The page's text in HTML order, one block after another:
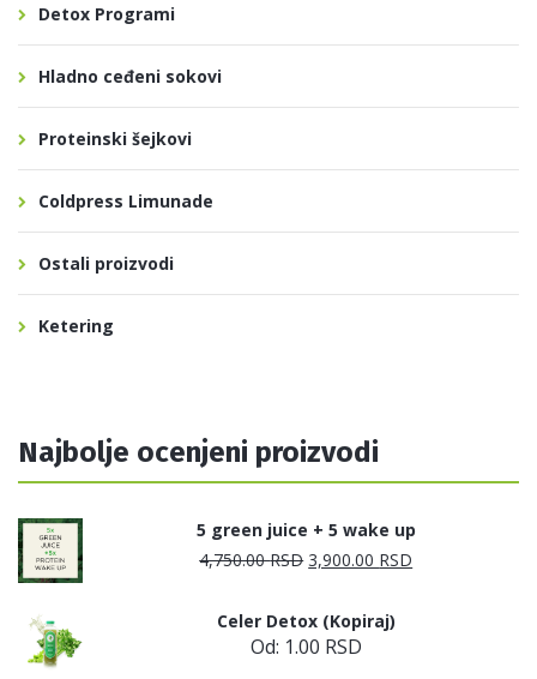
Detox Programi
Hladno ceđeni sokovi
Proteinski šejkovi
Coldpress Limunade
Ostali proizvodi
Ketering
Najbolje ocenjeni proizvodi
5 green juice + 5 wake up
4,750.00RSD Originalna
je
3,900.00 RSD
Celer Detox (Kopiraj)
Od: 1.00 RSD